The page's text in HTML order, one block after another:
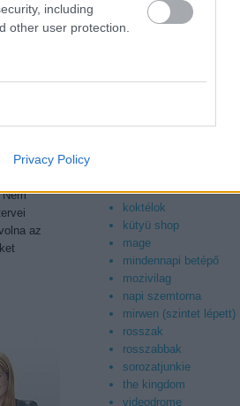
including
other user protection.
Privacy Policy
felüdülés
esik, és
a
az
asiafan
az igazi
filmbuzi
korea-fan
koktélok
kütyü shop
mage
mindennapi betépő
mozivilag
napi szemtorna
mirwen (szintet lépett)
rosszak
rosszabbak
sorozatjunkie
the kingdom
videodrome